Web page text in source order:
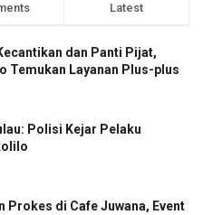
Latest
dan Panti Pijat,
Temukan Layanan Plus-plus
Polisi Kejar Pelaku
Prokes di Cafe Juwana, Event